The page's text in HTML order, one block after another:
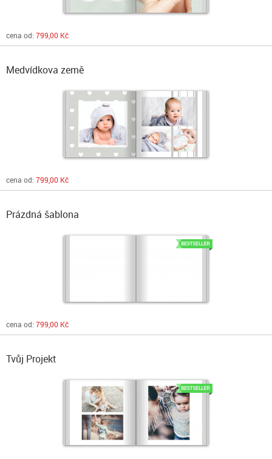
cena od: 799,00 Kč
Medvídkova země
cena od: 799,00 Kč
Prázdná šablona
cena od: 799,00 Kč
Tvůj Projekt